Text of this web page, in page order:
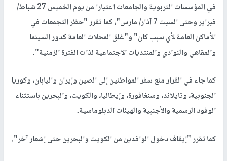
في المؤسسات التربوية والجامعات اعتبارا من يوم الخميس 27 شباط/
فبراير وحتى السبت 7 آذار/ مارس"، كما تقرر "حظر التجمعات في
الأماكن العامة لأي سبب كان" و"غلق المحلات العامة كدور السينما
والمقاهي والنوادي والمنتديات الاجتماعية لذات الفترة الزمنية".
كما جاء في القرار منع سفر المواطنين إلى الصين وإيران واليابان، وكوريا
الجنوبية، وتايلاند، وسنغافورة، وإيطاليا، والكويت، والبحرين باستثناء
الوفود الرسمية والأجنبية والهيئات الدبلوماسية.
كما تقرر "إيقاف دخول الوافدين من الكويت والبحرين حتى إشعار آخر".